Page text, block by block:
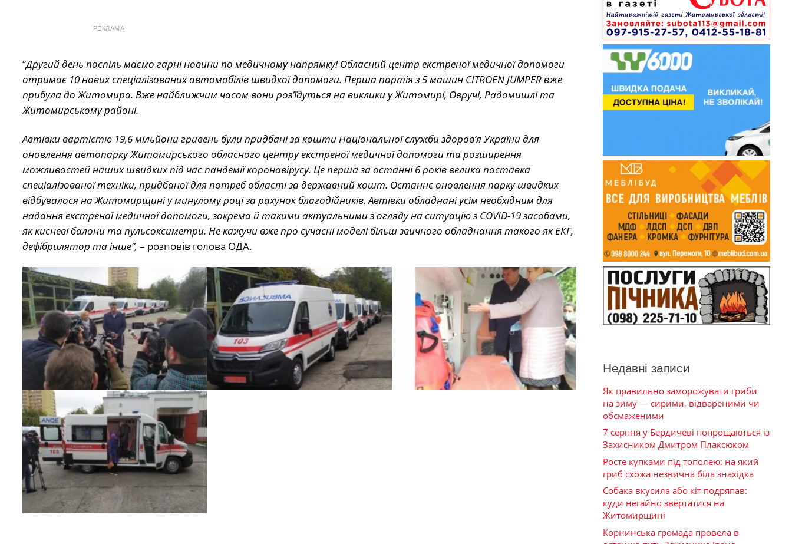
РЕКЛАМА
“Другий день поспіль маємо гарні новини по медичному напрямку! Обласний центр екстреної медичної допомоги
отримає 10 нових спеціалізованих автомобілів швидкої допомоги. Перша партія з 5 машин CITROEN JUMPER вже
прибула до Житомира. Вже найближчим часом вони роз’їдуться на виклики у Житомирі, Овручі, Радомишлі та
Житомирському районі.
Автівки вартістю 19,6 мільйони гривень були придбані за кошти Національної служби здоров’я України для
оновлення автопарку Житомирського обласного центру екстреної медичної допомоги та розширення
можливостей наших швидких під час пандемії коронавірусу. Це перша за останні 6 років велика поставка
спеціалізованої техніки, придбаної для потреб області за державний кошт. Останнє оновлення парку швидких
відбувалося на Житомирщині у минулому році за рахунок благодійників. Автівки обладнані усім необхідним для
надання екстреної медичної допомоги, зокрема й такими актуальними з огляду на ситуацію з COVID-19 засобами,
як кисневі балони та пульсоксиметри. Не кажучи вже про сучасні моделі більш звичного обладнання такого як ЕКГ,
дефібрилятор та інше”, – розповів голова ОДА.
Недавні записи
Як правильно заморожувати гриби
на зиму — сирими, відвареними чи
обсмаженими
7 серпня у Бердичеві попрощаються із
Захисником Дмитром Плаксюком
Росте купками під тополею: на який
гриб схожа незвична біла знахідка
Собака вкусила або кіт подряпав:
куди негайно звертатися на
Житомирщині
Корнинська громада провела в